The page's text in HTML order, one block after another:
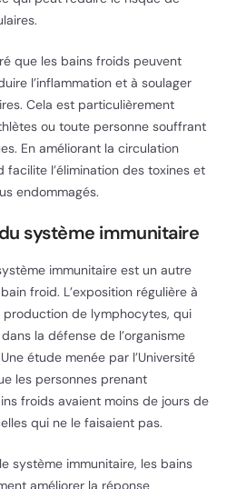
que les bains froids peuvent
l’inflammation et à soulager
Cela est particulièrement
ou toute personne souffrant
En améliorant la circulation
facilite l’élimination des toxines et
endommagés.
système immunitaire
immunitaire est un autre
froid. L’exposition régulière à
production de lymphocytes, qui
la défense de l’organisme
étude menée par l’Université
les personnes prenant
froids avaient moins de jours de
qui ne le faisaient pas.
système immunitaire, les bains
améliorer la réponse